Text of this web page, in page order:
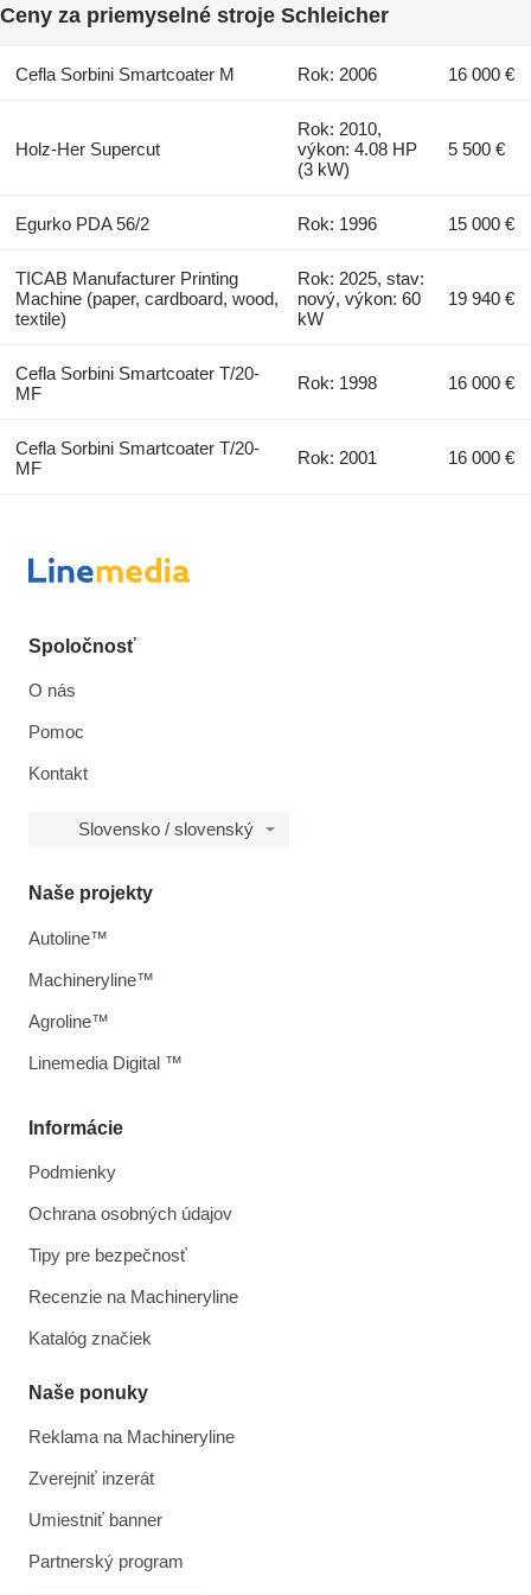
Ceny za priemyselné stroje Schleicher
Cefla Sorbini Smartcoater M Rok: 2006 16 000 €
Holz-Her Supercut
Rok: 2010,
výkon: 4.08 HP
(3 kW)
5 500 €
Egurko PDA 56/2 Rok: 1996 15 000 €
TICAB Manufacturer Printing
Machine (paper, cardboard, wood,
textile)
Rok: 2025, stav:
nový, výkon: 60
kW
19 940 €
Cefla Sorbini Smartcoater T/20-
MF
Rok: 1998 16 000 €
Cefla Sorbini Smartcoater T/20-
MF
Rok: 2001 16 000 €
Spoločnosť
O nás
Pomoc
Kontakt
Slovensko / slovenský
Informácie
Podmienky
Ochrana osobných údajov
Tipy pre bezpečnosť
Recenzie na Machineryline
Katalóg značiek
Naše ponuky
Reklama na Machineryline
Zverejniť inzerát
Umiestniť banner
Partnerský program
Naše projekty
Autoline™
Machineryline™
Agroline™
Linemedia Digital ™